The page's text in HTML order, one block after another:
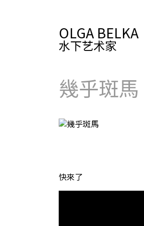
OLGA BELKA
水下艺术家
幾乎斑馬
快來了